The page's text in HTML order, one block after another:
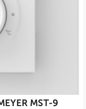
MST-9